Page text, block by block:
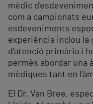
mèdic
com a campionats
esdeveniments
experiència inclou la
d'atenció primària i
permès abordar una
mèdiques tant en
El Dr. Van Bree,